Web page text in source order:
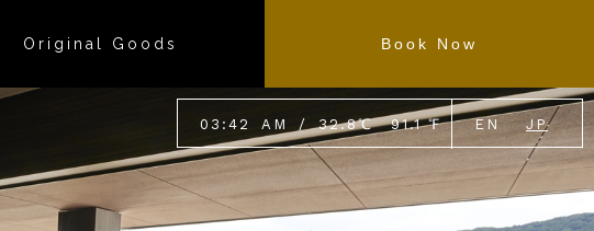
03 : 42 AM / 32.8℃ 91.1℉ EN JP
Original Goods Book Now